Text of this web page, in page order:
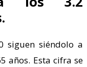
siguen siéndolo a
años. Esta cifra se